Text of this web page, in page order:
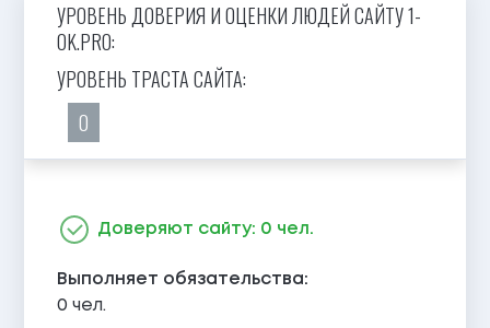
УРОВЕНЬ ДОВЕРИЯ И ОЦЕНКИ ЛЮДЕЙ САЙТУ 1-
OK.PRO:
УРОВЕНЬ ТРАСТА САЙТА:
0
Доверяют сайту: 0 чел.
Выполняет обязательства:
0 чел.